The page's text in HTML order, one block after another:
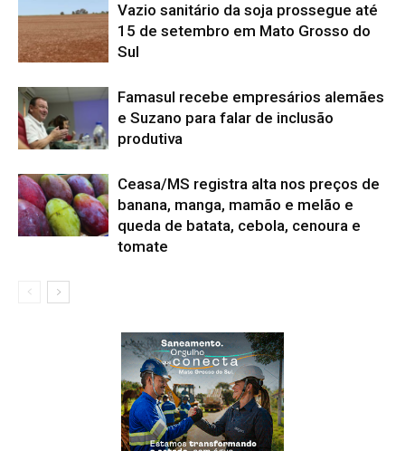
Vazio sanitário da soja prossegue até
15 de setembro em Mato Grosso do
Sul
Famasul recebe empresários alemães
e Suzano para falar de inclusão
produtiva
Ceasa/MS registra alta nos preços de
banana, manga, mamão e melão e
queda de batata, cebola, cenoura e
tomate